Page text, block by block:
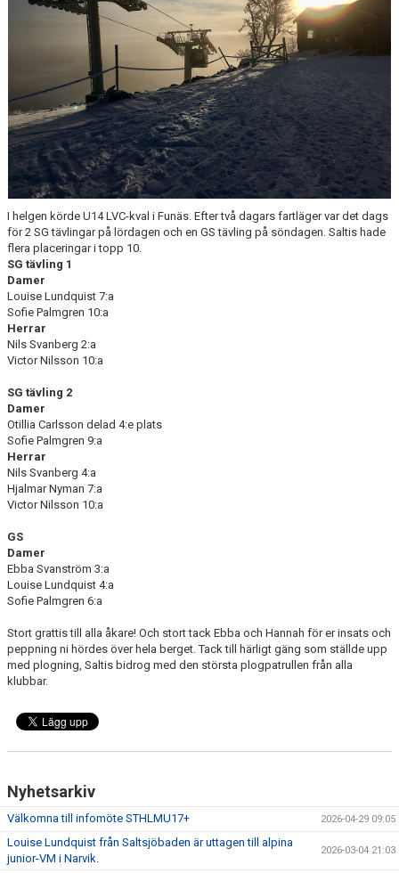
I helgen körde U14 LVC-kval i Funäs. Efter två dagars fartläger var det dags
för 2 SG tävlingar på lördagen och en GS tävling på söndagen. Saltis hade
flera placeringar i topp 10.
SG tävling 1
Damer
Louise Lundquist 7:a
Sofie Palmgren 10:a
Herrar
Nils Svanberg 2:a
Victor Nilsson 10:a
SG tävling 2
Damer
Otillia Carlsson delad 4:e plats
Sofie Palmgren 9:a
Herrar
Nils Svanberg 4:a
Hjalmar Nyman 7:a
Victor Nilsson 10:a
GS
Damer
Ebba Svanström 3:a
Louise Lundquist 4:a
Sofie Palmgren 6:a
Stort grattis till alla åkare! Och stort tack Ebba och Hannah för er insats och
peppning ni hördes över hela berget. Tack till härligt gäng som ställde upp
med plogning, Saltis bidrog med den största plogpatrullen från alla
klubbar.
Nyhetsarkiv
Välkomna till infomöte STHLMU17+ 2026-04-29 09:05
Louise Lundquist från Saltsjöbaden är uttagen till alpina
junior-VM i Narvik.
2026-03-04 21:03